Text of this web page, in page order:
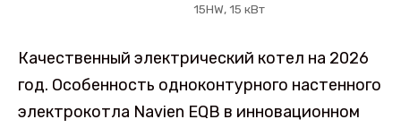
15HW, 15 кВт
Качественный электрический котел на 2026
год. Особенность одноконтурного настенного
электрокотла Navien EQB в инновационном